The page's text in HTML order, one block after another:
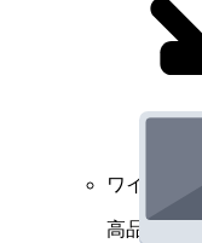
ワイヤレ
高品質規